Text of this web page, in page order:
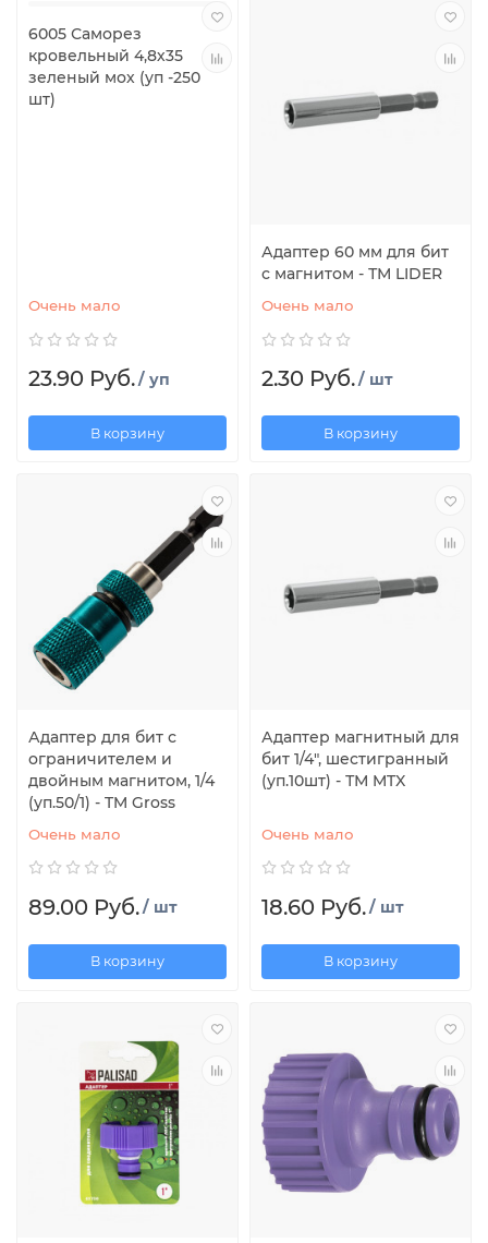
6005 Саморез
кровельный 4,8х35
зеленый мох (уп -250
шт)
Очень мало
23.90 Руб./ уп
В корзину
Адаптер 60 мм для бит
с магнитом - ТМ LIDER
Очень мало
2.30 Руб./ шт
В корзину
Адаптер для бит с
ограничителем и
двойным магнитом, 1/4
(уп.50/1) - TM Gross
Очень мало
89.00 Руб./ шт
В корзину
Адаптер магнитный для
бит 1/4", шестигранный
(уп.10шт) - ТМ MTX
Очень мало
18.60 Руб./ шт
В корзину